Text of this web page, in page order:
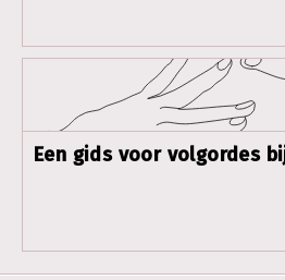
Een gids voor volgordes